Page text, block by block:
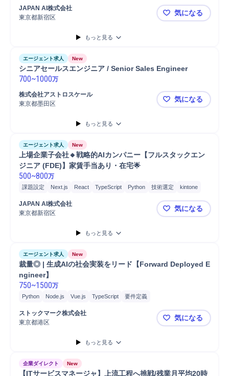
提案 データ統合
課題設定
最新テクノロジー
外部ステークホルダー関係構築
ソフトウェア
JAPAN AI株式会社
東京都新宿区
『企業の脳
気になる
もっと見る
エージェント求人 New
シニアセールスエンジニア / Senior Sales Engineer
700~1000万
株式会社アストロスケール
東京都墨田区
シニアセー
気になる
もっと見る
エージェント求人 New
上場企業子会社🔸戦略的AIカンパニー【フルスタックエン
ジニア (FDE)】家賃手当あり・在宅🌟
500~800万
課題設定 Next.js React TypeScript Python 技術選定
kintone
データ統合
JAPAN AI株式会社
東京都新宿区
上場企業子
気になる
もっと見る
エージェント求人 New
裁量◎ | 生成AIの社会実装をリード【Forward Deployed E
ngineer】
750~1500万
Python Node.js Vue.js TypeScript
要件定義
プロジェクトマネジメント
コンサルティング業務
アーキテクチャ設計
提案
プロトタイプ作成
ストックマーク株式会社
東京都港区
裁量◎ | 生
気になる
もっと見る
企業ダイレクト New
【ITサービスマネージャ】上流工程へ挑戦/残業月平均20時